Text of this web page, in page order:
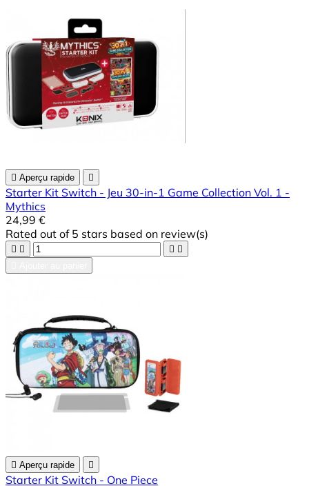
 Aperçu rapide 
Starter Kit Switch - Jeu 30-in-1 Game Collection Vol. 1 -
Mythics
24,99 €
Rated out of 5 stars based on review(s)
   
 Aperçu rapide 
Starter Kit Switch - One Piece